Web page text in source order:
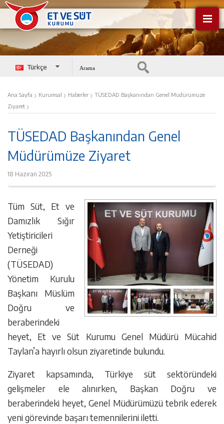
Türkçe
Ana Sayfa › Kurumsal › Haberler › TÜSEDAD Başkanından Genel Müdürümüze
Ziyaret ›
TÜSEDAD Başkanından Genel
Müdürümüze Ziyaret
18 Haziran 2025
Tüm Süt, Et ve
Damızlık Sığır
Yetiştiricileri
Derneği
(TÜSEDAD)
Yönetim Kurulu
Başkanı Müslüm
Doğru ve
beraberindeki
heyet, Et ve Süt Kurumu Genel Müdürü Mücahid
Taylan’a hayırlı olsun ziyaretinde bulundu.
Ziyaret kapsamında, Türkiye süt sektöründeki
gelişmeler ele alınırken, Başkan Doğru ve
beraberindeki heyet, Genel Müdürümüzü tebrik ederek
yeni görevinde başarı temennilerini iletti.